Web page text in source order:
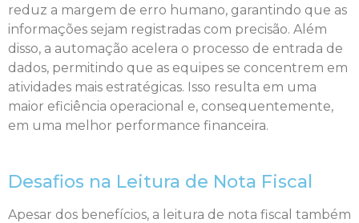
reduz a margem de erro humano, garantindo que as
informações sejam registradas com precisão. Além
disso, a automação acelera o processo de entrada de
dados, permitindo que as equipes se concentrem em
atividades mais estratégicas. Isso resulta em uma
maior eficiência operacional e, consequentemente,
em uma melhor performance financeira.
Desafios na Leitura de Nota Fiscal
Apesar dos benefícios, a leitura de nota fiscal também